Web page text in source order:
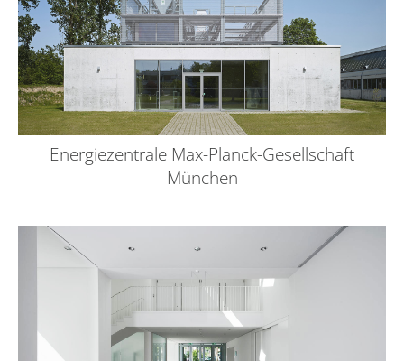
Energiezentrale Max-Planck-Gesellschaft
München